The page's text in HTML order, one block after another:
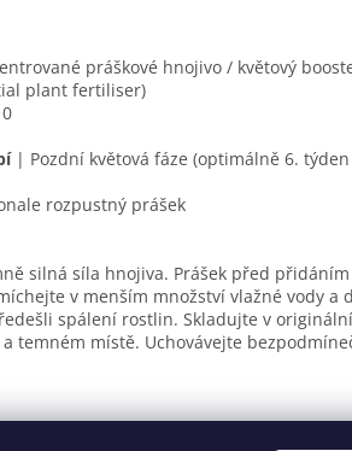
práškové hnojivo / květový
plant fertiliser)
| Pozdní květová fáze (optimálně 6. týden
rozpustný prášek
silná síla hnojiva. Prášek před
v menším množství vlažné vody a
spálení rostlin. Skladujte v
temném místě. Uchovávejte